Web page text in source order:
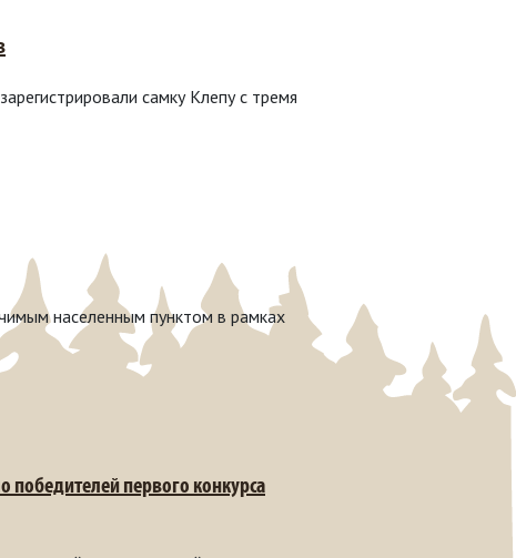
самку Клепу с тремя
населенным пунктом в рамках
победителей первого конкурса